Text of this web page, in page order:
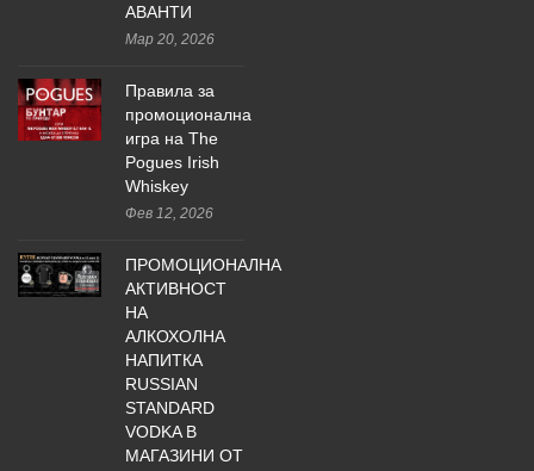
АВАНТИ
Мар 20, 2026
Правила за
промоционална
игра на The
Pogues Irish
Whiskey
Фев 12, 2026
ПРОМОЦИОНАЛНА
АКТИВНОСТ
НА
АЛКОХОЛНА
НАПИТКА
RUSSIAN
STANDARD
VODKA В
МАГАЗИНИ ОТ